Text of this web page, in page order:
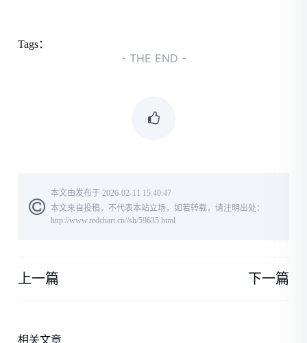
Tags：
- THE END -
本文由发布于 2026-02-11 15:40:47
本文来自投稿，不代表本站立场，如若转载，请注明出处：
http://www.redchart.cn//sh/59635.html
上一篇 下一篇
相关文章